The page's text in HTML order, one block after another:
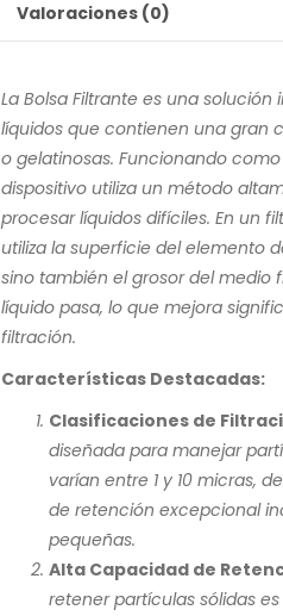
Valoraciones (0)
La Bolsa Filtrante es una
líquidos que contienen una gran
o gelatinosas. Funcionando
dispositivo utiliza un método
procesar líquidos difíciles. En un
utiliza la superficie del elemento
sino también el grosor del medio
líquido pasa, lo que mejora
filtración.
Características Destacadas:
Clasificaciones de
diseñada para manejar
varían entre 1 y 10 micras,
de retención excepcional
pequeñas.
Alta Capacidad de
retener partículas sólidas